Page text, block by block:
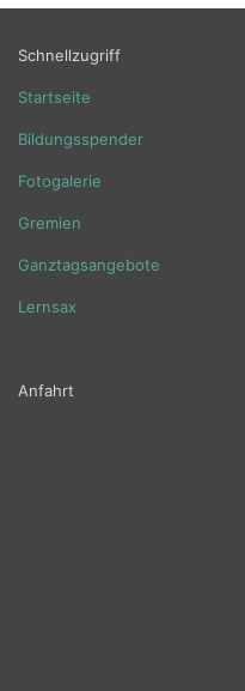
Schnellzugriff
Startseite
Bildungsspender
Fotogalerie
Gremien
Ganztagsangebote
Lernsax
Anfahrt